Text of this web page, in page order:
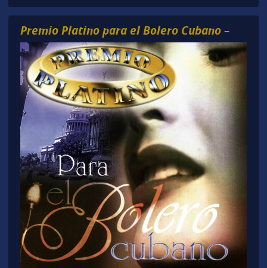
Premio Platino para el Bolero Cubano –